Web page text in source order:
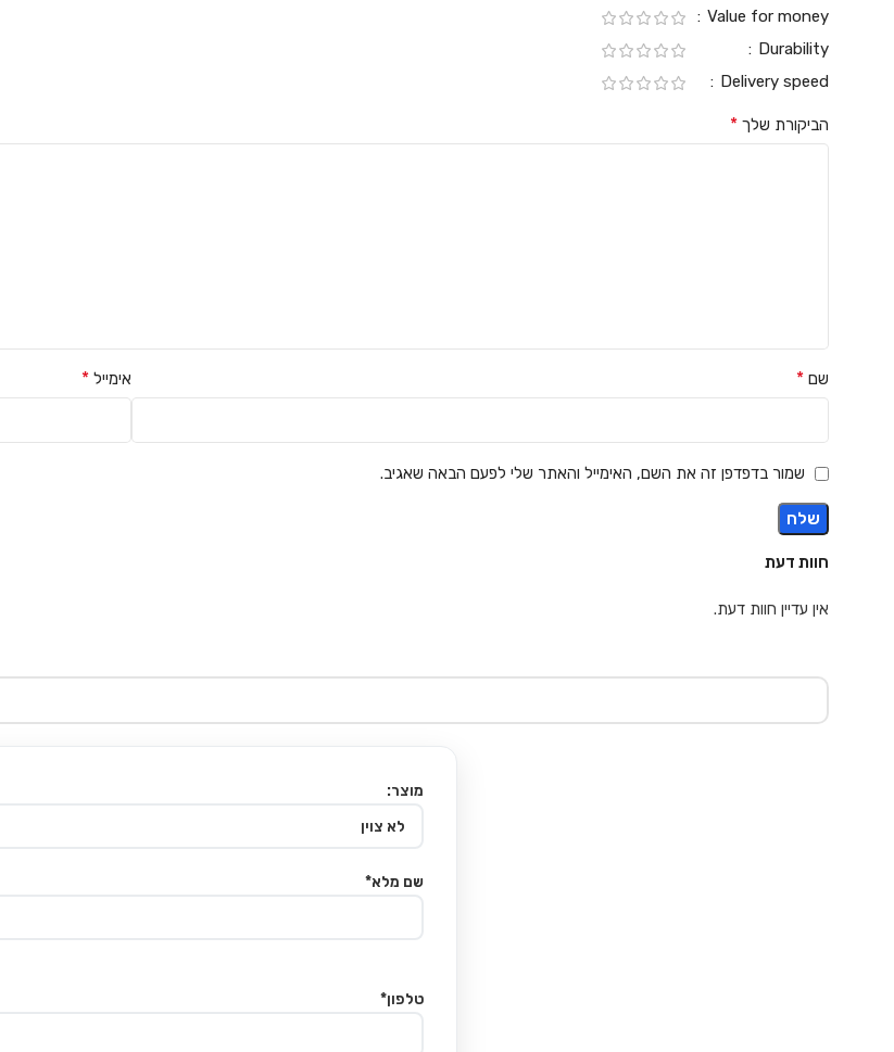
חוות דעת
אין עדיין חוות דעת.
Value for money
Durability
Delivery speed
הביקורת שלך *
שם * אימייל *
שמור בדפדפן זה את השם, האימייל והאתר שלי לפעם הבאה שאגיב.
מוצר:
שם מלא*
טלפון*